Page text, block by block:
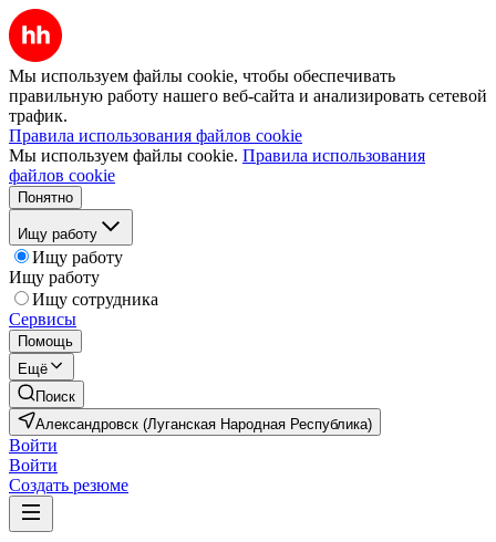
Мы используем файлы cookie, чтобы обеспечивать
правильную работу нашего веб-сайта и анализировать сетевой
трафик.
Правила использования файлов cookie
Мы используем файлы cookie. Правила использования
файлов cookie
Понятно
Ищу работу
Ищу работу
Ищу работу
Ищу сотрудника
Сервисы
Помощь
Ещё
Поиск
Александровск (Луганская Народная Республика)
Войти
Войти
Создать резюме